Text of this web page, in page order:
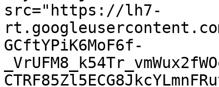
src="https://lh7-
GCftYPiK6MoF6f-